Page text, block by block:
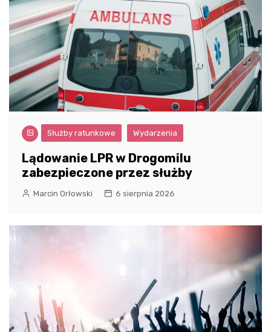
Służby ratunkowe Wydarzenia
Lądowanie LPR w Drogomilu
zabezpieczone przez służby
Marcin Orłowski 6 sierpnia 2026